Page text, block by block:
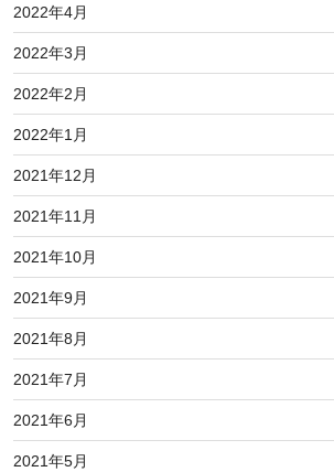
2022年4月
2022年3月
2022年2月
2022年1月
2021年12月
2021年11月
2021年10月
2021年9月
2021年8月
2021年7月
2021年6月
2021年5月